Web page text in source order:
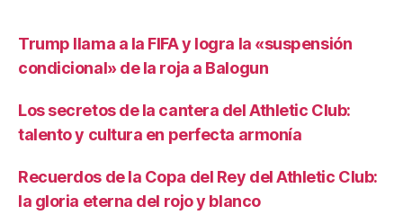
Trump llama a la FIFA y logra la «suspensión
condicional» de la roja a Balogun
Los secretos de la cantera del Athletic Club:
talento y cultura en perfecta armonía
Recuerdos de la Copa del Rey del Athletic Club:
la gloria eterna del rojo y blanco